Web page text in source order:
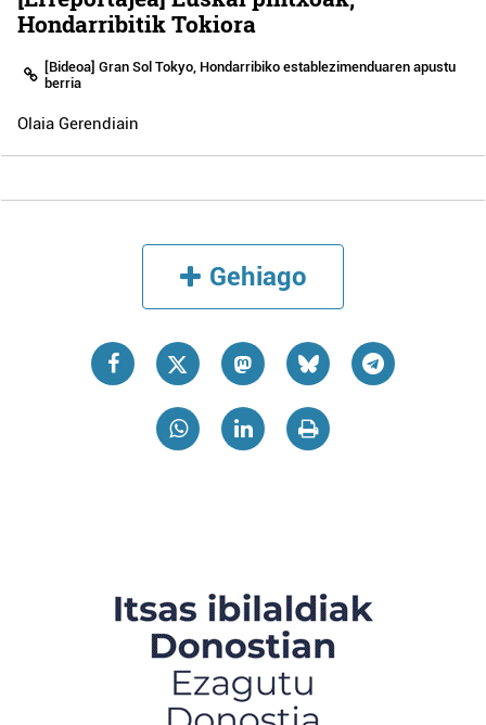
Hondarribitik Tokiora
[Bideoa] Gran Sol Tokyo, Hondarribiko establezimenduaren apustu
berria
Olaia Gerendiain
Gehiago